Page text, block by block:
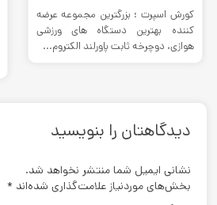
کورش اسپرت ؛ بزرگترین مجموعه عرضه
کننده بهترین دستگاه های ورزشی
هوازی، دوچرخه ثابت پاورلند الکتروم...
دیدگاهتان را بنویسید
نشانی ایمیل شما منتشر نخواهد شد.
بخش‌های موردنیاز علامت‌گذاری شده‌اند *